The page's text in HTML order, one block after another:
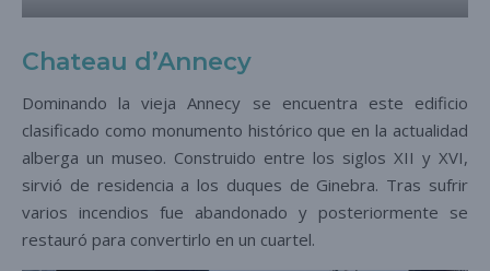
Chateau d’Annecy
Dominando la vieja Annecy se encuentra este edificio
clasificado como monumento histórico que en la actualidad
alberga un museo. Construido entre los siglos XII y XVI,
sirvió de residencia a los duques de Ginebra. Tras sufrir
varios incendios fue abandonado y posteriormente se
restauró para convertirlo en un cuartel.